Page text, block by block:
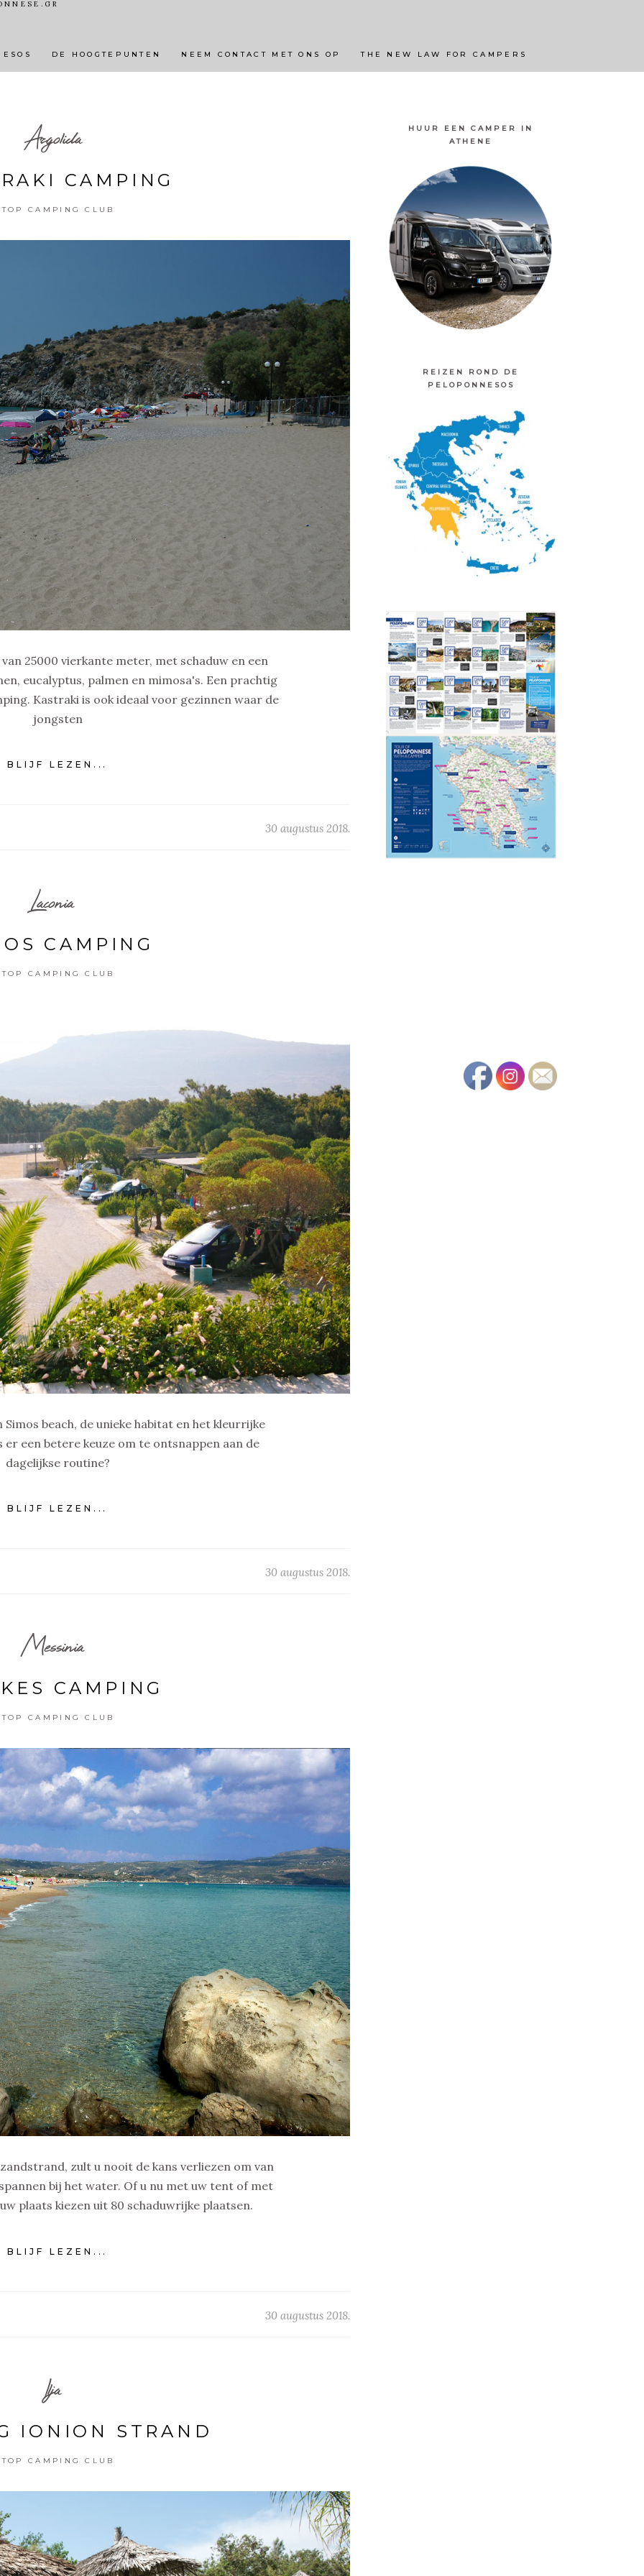
DORPEN EN STEDEN ACTIVITEITEN NATUURLIJKE LANDSCHAPPEN BESTE CAMPINGS
DE HOOGTEPUNTEN NEEM CONTACT MET ONS OP THE NEW LAW FOR CAMPERS
Argolida
CAMPING
TOP CAMPING CLUB
25000 vierkante meter, met schaduw en een
eucalyptus, palmen en mimosa's. Een prachtig
Kastraki is ook ideaal voor gezinnen waar de
jongsten
BLIJF LEZEN...
30 augustus 2018.
Laconia
CAMPING
TOP CAMPING CLUB
beach, de unieke habitat en het kleurrijke
er een betere keuze om te ontsnappen aan de
dagelijkse routine?
BLIJF LEZEN...
30 augustus 2018.
Messinia
CAMPING
TOP CAMPING CLUB
zult u nooit de kans verliezen om van
bij het water. Of u nu met uw tent of met
plaats kiezen uit 80 schaduwrijke plaatsen.
BLIJF LEZEN...
30 augustus 2018.
Ilja
IONION STRAND
TOP CAMPING CLUB
HUUR EEN CAMPER IN
ATHENE
REIZEN ROND DE
PELOPONNESOS